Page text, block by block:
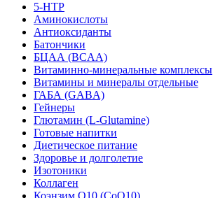
5-HTP
Аминокислоты
Антиоксиданты
Батончики
БЦАА (BCAA)
Витаминно-минеральные комплексы
Витамины и минералы отдельные
ГАБА (GABA)
Гейнеры
Глютамин (L-Glutamine)
Готовые напитки
Диетическое питание
Здоровье и долголетие
Изотоники
Коллаген
Коэнзим Q10 (CoQ10)